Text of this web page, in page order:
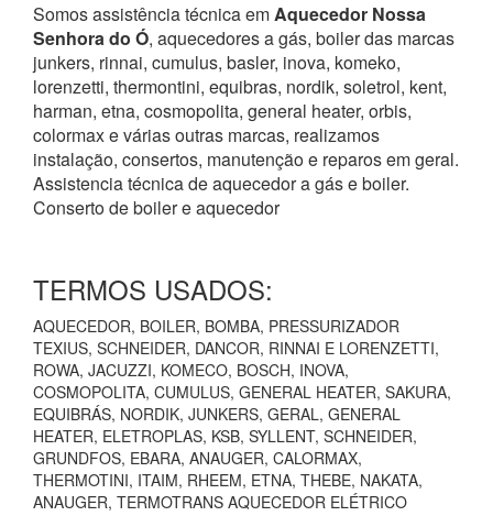
Somos assistência técnica emAquecedor Nossa
Senhora do Ó, aquecedores a gás, boiler das marcas
junkers, rinnai, cumulus, basler, inova, komeko,
lorenzetti, thermontini, equibras, nordik, soletrol, kent,
harman, etna, cosmopolita, general heater, orbis,
colormax e várias outras marcas, realizamos
instalação, consertos, manutenção e reparos em geral.
Assistencia técnica de aquecedor a gás e boiler.
Conserto de boiler e aquecedor
TERMOS USADOS:
AQUECEDOR, BOILER, BOMBA, PRESSURIZADOR
TEXIUS, SCHNEIDER, DANCOR, RINNAI E LORENZETTI,
ROWA, JACUZZI, KOMECO, BOSCH, INOVA,
COSMOPOLITA, CUMULUS, GENERAL HEATER, SAKURA,
EQUIBRÁS, NORDIK, JUNKERS, GERAL, GENERAL
HEATER, ELETROPLAS, KSB, SYLLENT, SCHNEIDER,
GRUNDFOS, EBARA, ANAUGER, CALORMAX,
THERMOTINI, ITAIM, RHEEM, ETNA, THEBE, NAKATA,
ANAUGER, TERMOTRANS AQUECEDOR ELÉTRICO